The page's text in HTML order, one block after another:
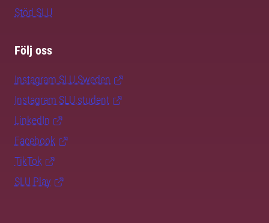
Stöd SLU
Följ oss
Instagram SLU.Sweden
Instagram SLU.student
LinkedIn
Facebook
TikTok
SLU Play